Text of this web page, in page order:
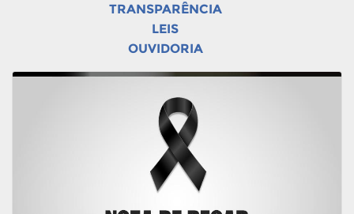
TRANSPARÊNCIA
LEIS
OUVIDORIA